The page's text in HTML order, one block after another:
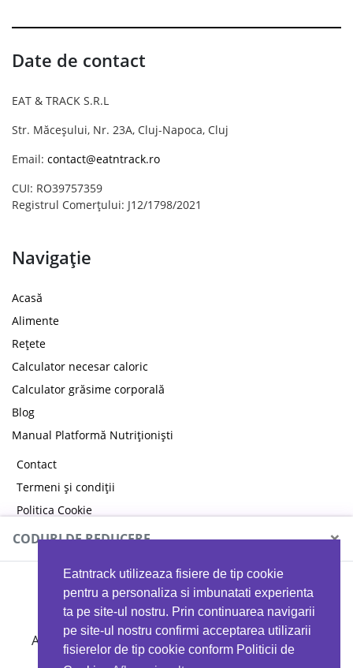
Eatntrack utilizeaza fisiere de tip cookie
pentru a personaliza si imbunatati experienta
ta pe site-ul nostru. Prin continuarea navigarii
pe site-ul nostru confirmi acceptarea utilizarii
fisierelor de tip cookie conform Politicii de
Date de contact
EAT & TRACK S.R.L
Str. Măceșului, Nr. 23A, Cluj-Napoca, Cluj
Email: contact@eatntrack.ro
CUI: RO39757359
Registrul Comerțului: J12/1798/2021
Navigație
Acasă
Alimente
Rețete
Calculator necesar caloric
Calculator grăsime corporală
Blog
Manual Platformă Nutriționiști
Contact
Termeni și condiții
Politica Cookie
Politica de confidențialitate
CODURI DE REDUCERE ×
MYPROTEIN
Ai 40%reducere la orice comandă folosind codul
EATTRACK